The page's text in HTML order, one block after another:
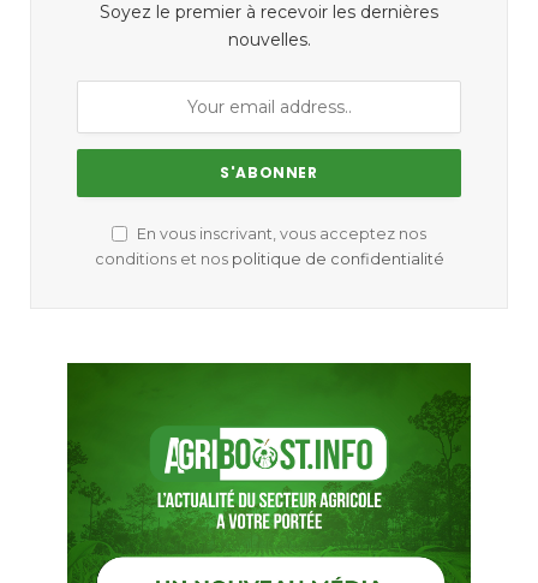
Soyez le premier à recevoir les dernières
nouvelles.
En vous inscrivant, vous acceptez nos
conditions et nos politique de confidentialité